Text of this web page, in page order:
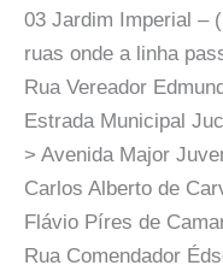
03 Jardim Imperial –
ruas onde a linha
Rua Vereador
Estrada Municipal
> Avenida Major
Carlos Alberto de
Flávio Píres de
Rua Comendador